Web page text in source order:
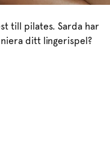
till pilates. Sarda har
ditt lingerispel?